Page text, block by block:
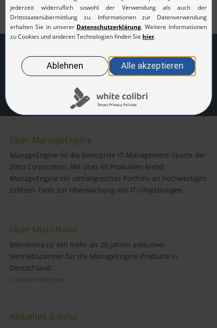
sicher, dass Sie die Einhaltung der Vorschriften jederzeit
lückenlos dokumentieren können.
Download Live Demo Editionen
Preise
Über ManageEngine
ManageEngine ist die Enterprise IT-Management-Sparte der
Zoho Corporation. Mit über 60 Produkten bietet
ManageEngine ein umfangreiches Portfolio an hochwertigen
Echtzeit-Tools zur Überwachung von IT-Umgebungen.
Über MicroNova
MicroNova ist seit mehr als 20 Jahren exklusiver
Vertriebspartner für die ManageEngine-Produkte in
Deutschland.
» Unsere Partner
Aktuelles & Infos